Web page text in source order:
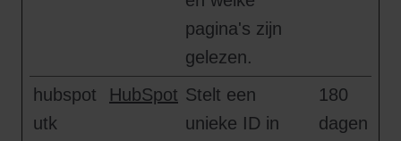
pagina's zijn
gelezen.
hubspot
utk
HubSpot Stelt een
unieke ID in
180
dagen